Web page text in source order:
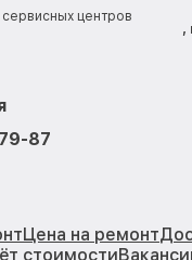
центров
,
87
Цена на ремонт
стоимости